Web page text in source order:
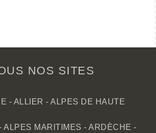
NOS SITES
- ALLIER -ALPES DE HAUTE
ALPES MARITIMES - ARDÈCHE -